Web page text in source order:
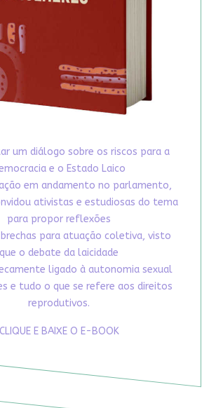
um diálogo sobre os riscos para a
e o Estado Laico
em andamento no parlamento,
ativistas e estudiosas do tema
para propor reflexões
para atuação coletiva, visto
que o debate da laicidade
ligado à autonomia sexual
e tudo o que se refere aos direitos
reprodutivos.
CLIQUE E BAIXE O E-BOOK